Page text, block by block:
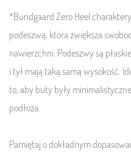
*Bundgaard Zero Heel
podeszwą, która zwiększa
nawierzchni. Podeszwy są
i tył mają taką samą wysokość.
to, aby buty były
podłoża.
Pamiętaj o dokładnym